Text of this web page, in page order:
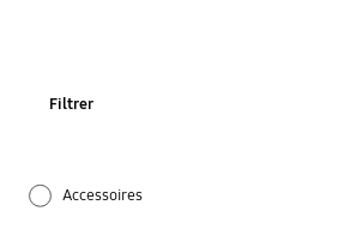
Filtrer
Accessoires